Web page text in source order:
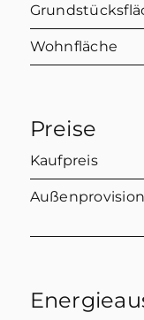
Wohnfläche
Preise
Kaufpreis
Außenprovision